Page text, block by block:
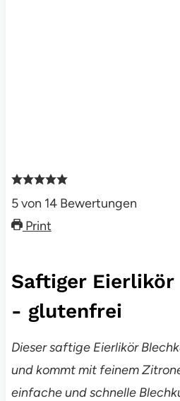
5von 14Bewertungen
Print
Saftiger Eierlikör
- glutenfrei
Dieser saftige Eierlikör
und kommt mit feinem
einfache und schnelle